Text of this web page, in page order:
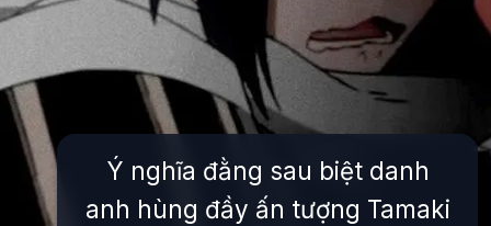
Ý nghĩa đằng sau biệt danh
anh hùng đầy ấn tượng Tamaki